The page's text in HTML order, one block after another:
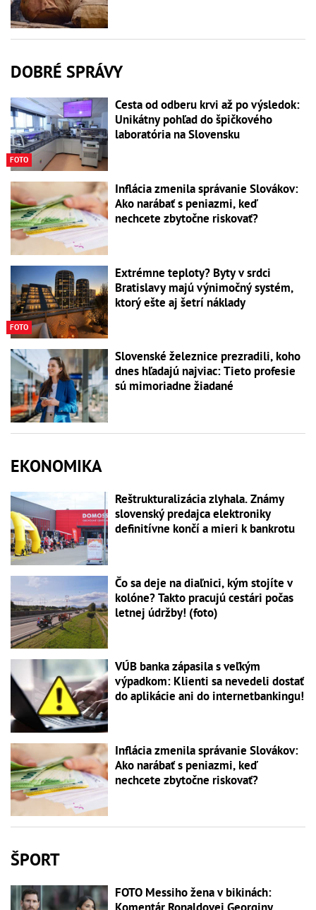
DOBRÉ SPRÁVY
FOTO
Cesta od odberu krvi až po výsledok:
Unikátny pohľad do špičkového
laboratória na Slovensku
Inflácia zmenila správanie Slovákov:
Ako narábať s peniazmi, keď
nechcete zbytočne riskovať?
FOTO
Extrémne teploty? Byty v srdci
Bratislavy majú výnimočný systém,
ktorý ešte aj šetrí náklady
Slovenské železnice prezradili, koho
dnes hľadajú najviac: Tieto profesie
sú mimoriadne žiadané
EKONOMIKA
Reštrukturalizácia zlyhala. Známy
slovenský predajca elektroniky
definitívne končí a mieri k bankrotu
Čo sa deje na diaľnici, kým stojíte v
kolóne? Takto pracujú cestári počas
letnej údržby! (foto)
VÚB banka zápasila s veľkým
výpadkom: Klienti sa nevedeli dostať
do aplikácie ani do internetbankingu!
Inflácia zmenila správanie Slovákov:
Ako narábať s peniazmi, keď
nechcete zbytočne riskovať?
ŠPORT
FOTO Messiho žena v bikinách: